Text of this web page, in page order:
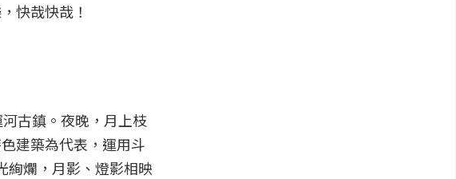
快哉快哉！
古鎮。夜晚，月上枝
建築為代表，運用斗
絢爛，月影、燈影相映